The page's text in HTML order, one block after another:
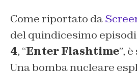
Come riportato da
del quindicesimo
4, “Enter Flashtime”,
Una bomba nucleare